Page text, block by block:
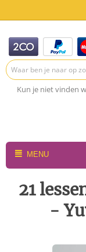
Kun je niet vinden
MENU
21
-